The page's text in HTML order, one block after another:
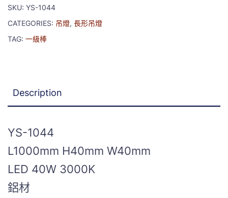
SKU: YS-1044
CATEGORIES: 吊燈, 長形吊燈
TAG: 一級棒
Description
YS-1044
L1000mm H40mm W40mm
LED 40W 3000K
鋁材